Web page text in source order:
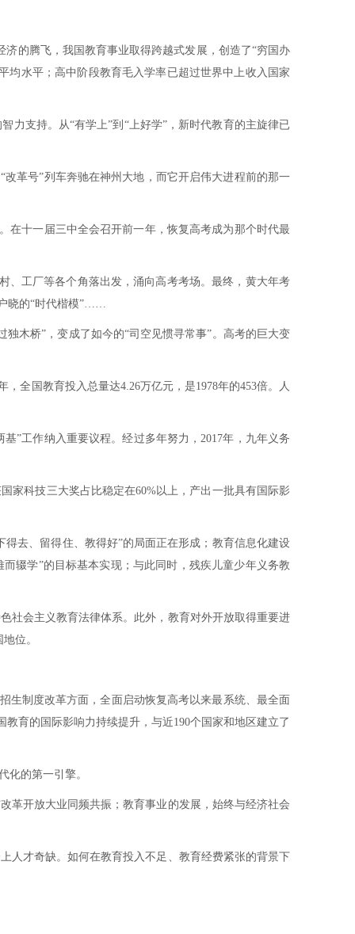
的腾飞，我国教育事业取得跨越式发展，创造了“穷国办
均水平；高中阶段教育毛入学率已超过世界中上收入国家
力支持。从“有学上”到“上好学”，新时代教育的主旋律已
革号”列车奔驰在神州大地，而它开启伟大进程前的那一
在十一届三中全会召开前一年，恢复高考成为那个时代最
、工厂等各个角落出发，涌向高考考场。最终，黄大年考
晓的“时代楷模”……
独木桥”，变成了如今的“司空见惯寻常事”。高考的巨大变
全国教育投入总量达4.26万亿元，是1978年的453倍。人
”工作纳入重要议程。经过多年努力，2017年，九年义务
家科技三大奖占比稳定在60%以上，产出一批具有国际影
去、留得住、教得好”的局面正在形成；教育信息化建设
辍学”的目标基本实现；与此同时，残疾儿童少年义务教
社会主义教育法律体系。此外，教育对外开放取得重要进
位。
生制度改革方面，全面启动恢复高考以来最系统、最全面
育的国际影响力持续提升，与近190个国家和地区建立了
化的第一引擎。
革开放大业同频共振；教育事业的发展，始终与经济社会
人才奇缺。如何在教育投入不足、教育经费紧张的背景下